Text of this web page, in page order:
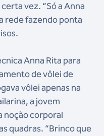
vez. “Só a Anna
rede fazendo ponta
Anna Rita para
de vôlei de
vôlei apenas na
a jovem
noção corporal
quadras. “Brinco que